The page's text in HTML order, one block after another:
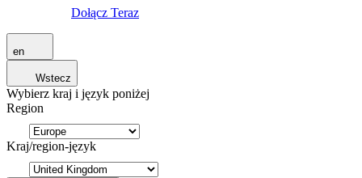
Dołącz Teraz
en
Wstecz
Wybierz kraj i język poniżej
Region
Kraj/region-język